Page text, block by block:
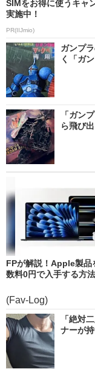
SIMをお得に使うキャ
実施中！
PR(IIJmio)
ガンプ
く「ガ
「ガン
ら飛び
FPが解説！Apple製品
数料0円で入手する方
(Fav-Log)
「絶対
ナーが